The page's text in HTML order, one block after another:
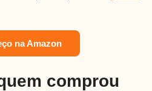
na Amazon
comprou